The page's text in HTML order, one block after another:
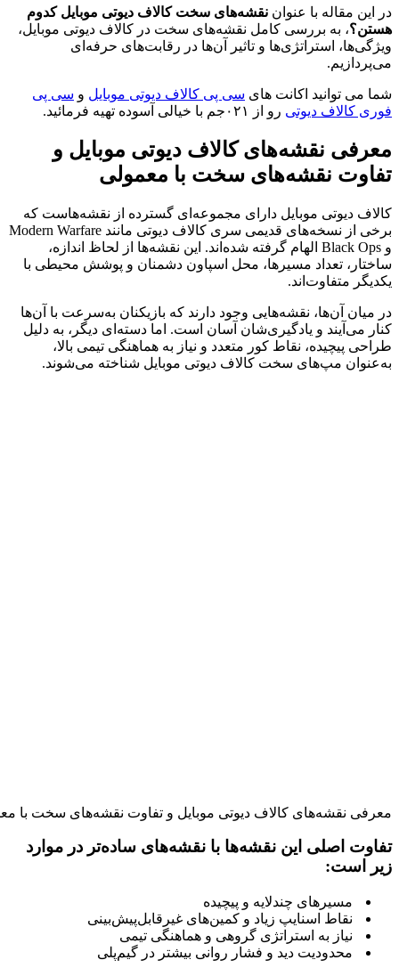
در این مقاله با عنوان نقشه‌های سخت کالاف دیوتی موبایل کدوم
هستن؟، به بررسی کامل نقشه‌های سخت در کالاف دیوتی موبایل،
ویژگی‌ها، استراتژی‌ها و تاثیر آن‌ها در رقابت‌های حرفه‌ای
می‌پردازیم.
شما می توانید اکانت های سی پی کالاف دیوتی موبایل و سی پی
فوری کالاف دیوتی رو از ۰۲۱جم با خیالی آسوده تهیه فرمائید.
معرفی نقشه‌های کالاف دیوتی موبایل و
تفاوت نقشه‌های سخت با معمولی
کالاف دیوتی موبایل دارای مجموعه‌ای گسترده از نقشه‌هاست که
برخی از نسخه‌های قدیمی سری کالاف دیوتی مانند Modern Warfare
و Black Ops الهام گرفته شده‌اند. این نقشه‌ها از لحاظ اندازه،
ساختار، تعداد مسیرها، محل اسپاون دشمنان و پوشش محیطی با
یکدیگر متفاوت‌اند.
در میان آن‌ها، نقشه‌هایی وجود دارند که بازیکنان به‌سرعت با آن‌ها
کنار می‌آیند و یادگیری‌شان آسان است. اما دسته‌ای دیگر، به دلیل
طراحی پیچیده، نقاط کور متعدد و نیاز به هماهنگی تیمی بالا،
به‌عنوان مپ‌های سخت کالاف دیوتی موبایل شناخته می‌شوند.
معرفی نقشه‌های کالاف دیوتی موبایل و تفاوت نقشه‌های سخت با
تفاوت اصلی این نقشه‌ها با نقشه‌های ساده‌تر در موارد
زیر است:
مسیرهای چندلایه و پیچیده
نقاط اسنایپ زیاد و کمین‌های غیرقابل‌پیش‌بینی
نیاز به استراتژی گروهی و هماهنگی تیمی
محدودیت دید و فشار روانی بیشتر در گیم‌پلی